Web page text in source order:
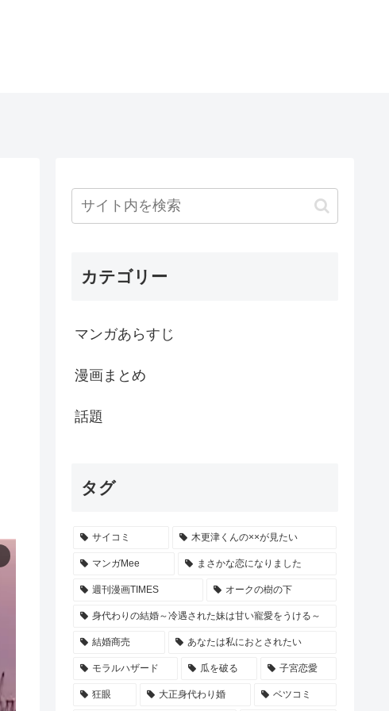
カテゴリー
マンガあらすじ
漫画まとめ
話題
タグ
サイコミ 木更津くんの××が見たい
マンガMee まさかな恋になりました
週刊漫画TIMES オークの樹の下
身代わりの結婚～冷遇された妹は甘い寵愛をうける～
結婚商売 あなたは私におとされたい
モラルハザード 瓜を破る 子宮恋愛
狂眼 大正身代わり婚 ベツコミ